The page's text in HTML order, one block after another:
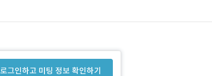
로그인하고 미팅 정보 확인하기